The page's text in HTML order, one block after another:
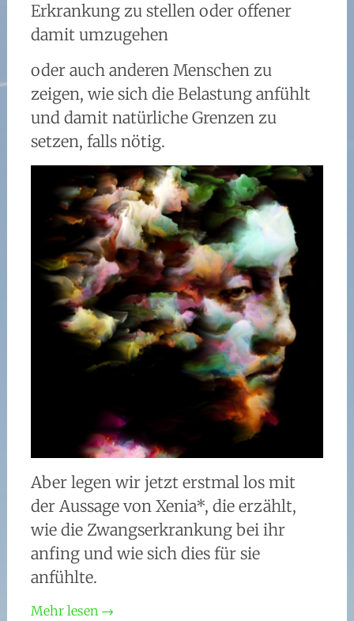
Erkrankung zu stellen oder offener
damit umzugehen
oder auch anderen Menschen zu
zeigen, wie sich die Belastung anfühlt
und damit natürliche Grenzen zu
setzen, falls nötig.
Aber legen wir jetzt erstmal los mit
der Aussage von Xenia*, die erzählt,
wie die Zwangserkrankung bei ihr
anfing und wie sich dies für sie
anfühlte.
Mehr lesen →